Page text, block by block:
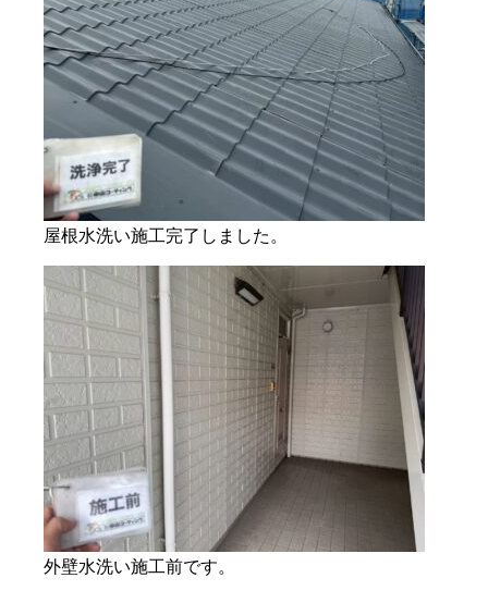
屋根水洗い施工完了しました。
外壁水洗い施工前です。